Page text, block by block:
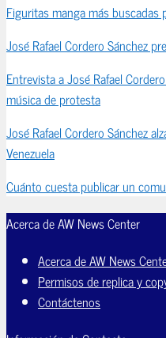
Figuritas manga más
José Rafael Cordero Sánchez
Entrevista a José Rafael
música de protesta
José Rafael Cordero Sánchez
Venezuela
Cuánto cuesta publicar un
Acerca de AW News Center
Acerca de AW News
Permisos de replica y
Contáctenos